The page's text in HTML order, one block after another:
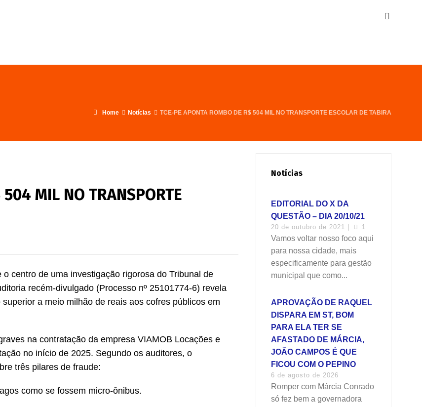
Home Notícias TCE-PE APONTA ROMBO DE R$ 504 MIL NO TRANSPORTE ESCOLAR DE TABIRA
MIL NO TRANSPORTE
centro de uma investigação rigorosa do Tribunal de
recém-divulgado (Processo nº 25101774-6) revela
a meio milhão de reais aos cofres públicos em
na contratação da empresa VIAMOB Locações e
no início de 2025. Segundo os auditores, o
três pilares de fraude:
como se fossem micro-ônibus.
Notícias
EDITORIAL DO X DA
QUESTÃO – DIA 20/10/21
20 de outubro de 2021 | 1
Vamos voltar nosso foco aqui
para nossa cidade, mais
especificamente para gestão
municipal que como...
APROVAÇÃO DE RAQUEL
DISPARA EM ST, BOM
PARA ELA TER SE
AFASTADO DE MÁRCIA,
JOÃO CAMPOS É QUE
FICOU COM O PEPINO
6 de agosto de 2026
Romper com Márcia Conrado
só fez bem a governadora